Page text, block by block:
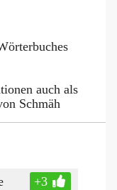
auch als
Schmäh
+3